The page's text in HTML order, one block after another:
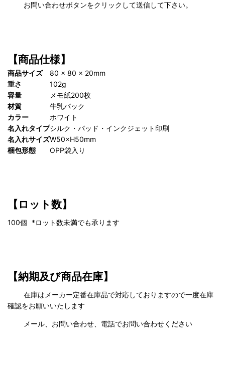
お問い合わせボタンをクリックして送信して下さい。
【商品仕様】
商品サイズ
80 x 80 x 20mm
重さ
102g
容量
メモ紙200枚
材質
牛乳パック
カラー
ホワイト
名入れタイプシルク・パッド・インクジェット印刷
名入れサイズW50×H50mm
梱包形態
OPP袋入り
【ロット数】
100個 *ロット数未満でも承ります
【納期及び商品在庫】
在庫はメーカー定番在庫品で対応しておりますので一度在庫
確認をお願いいたします
メール、お問い合わせ、電話でお問い合わせください